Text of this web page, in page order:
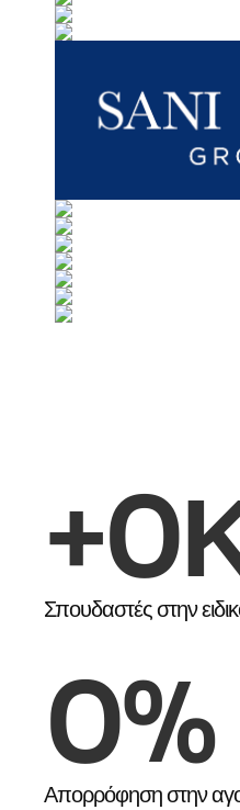
+0
Σπουδαστές στην
0%
Απορρόφηση στην